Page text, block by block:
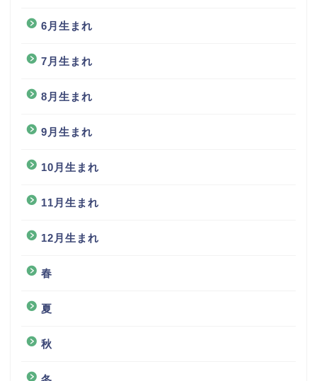
6月生まれ
7月生まれ
8月生まれ
9月生まれ
10月生まれ
11月生まれ
12月生まれ
春
夏
秋